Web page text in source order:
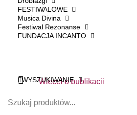
FESTIWALOWE
Musica Divina
Festiwal Rezonanse
FUNDACJA INCANTO
WYSZUKIWANIE
Więcej o publikacji
Kupując wspierasz